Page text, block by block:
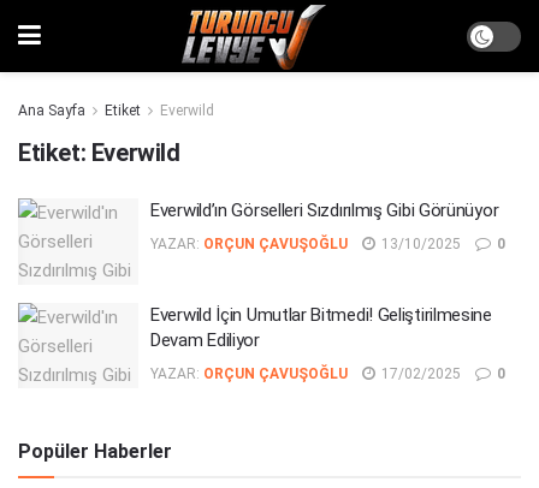
Ana Sayfa Etiket Everwild
Etiket: Everwild
Everwild’ın Görselleri Sızdırılmış Gibi Görünüyor
YAZAR: ORÇUN ÇAVUŞOĞLU 13/10/2025 0
Everwild İçin Umutlar Bitmedi! Geliştirilmesine
Devam Ediliyor
YAZAR: ORÇUN ÇAVUŞOĞLU 17/02/2025 0
Popüler Haberler